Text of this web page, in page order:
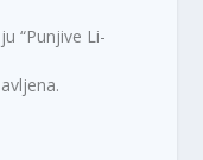
“Punjive Li-